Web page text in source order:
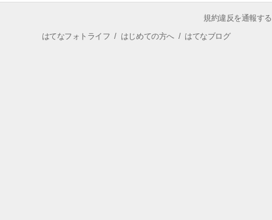
規約違反を通報する
はてなフォトライフ / はじめての方へ/ はてなブログ